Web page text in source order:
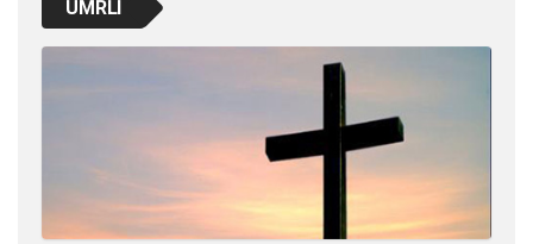
UMRLI